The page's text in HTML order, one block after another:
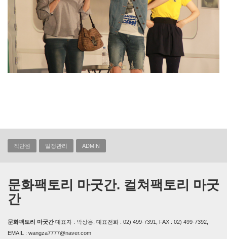
직단원 일정관리 ADMIN
문화팩토리 마굿간. 컬쳐팩토리 마굿
간
문화팩토리 마굿간대표자 : 박상용, 대표전화 : 02) 499-7391, FAX : 02) 499-7392,
EMAIL : wangza7777@naver.com